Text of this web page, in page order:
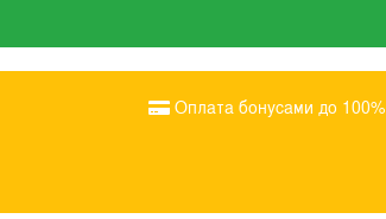
Оплата бонусами до 100%